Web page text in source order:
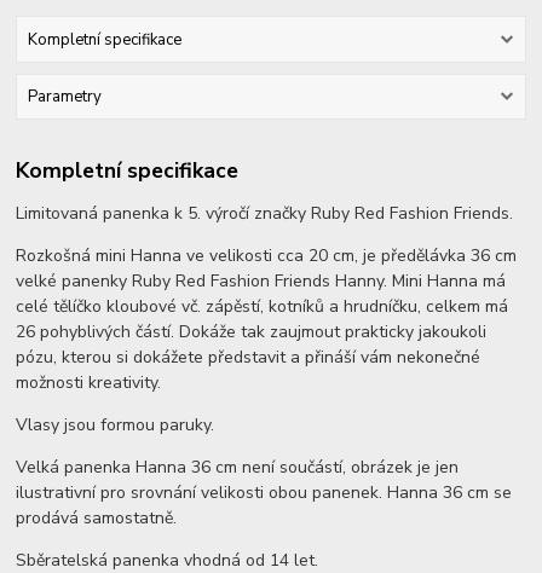
Kompletní specifikace
Parametry
Kompletní specifikace
Limitovaná panenka k 5. výročí značky Ruby Red Fashion Friends.
Rozkošná mini Hanna ve velikosti cca 20 cm, je předělávka 36 cm
velké panenky Ruby Red Fashion Friends Hanny. Mini Hanna má
celé tělíčko kloubové vč. zápěstí, kotníků a hrudníčku, celkem má
26 pohyblivých částí. Dokáže tak zaujmout prakticky jakoukoli
pózu, kterou si dokážete představit a přináší vám nekonečné
možnosti kreativity.
Vlasy jsou formou paruky.
Velká panenka Hanna 36 cm není součástí, obrázek je jen
ilustrativní pro srovnání velikosti obou panenek. Hanna 36 cm se
prodává samostatně.
Sběratelská panenka vhodná od 14 let.